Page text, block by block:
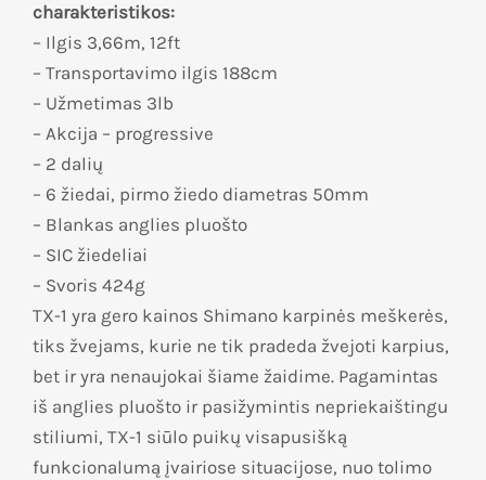
charakteristikos:
– Ilgis 3,66m, 12ft
– Transportavimo ilgis 188cm
– Užmetimas 3lb
– Akcija – progressive
– 2 dalių
– 6 žiedai, pirmo žiedo diametras 50mm
– Blankas anglies pluošto
– SIC žiedeliai
– Svoris 424g
TX-1 yra gero kainos Shimano karpinės meškerės,
tiks žvejams, kurie ne tik pradeda žvejoti karpius,
bet ir yra nenaujokai šiame žaidime. Pagamintas
iš anglies pluošto ir pasižymintis nepriekaištingu
stiliumi, TX-1 siūlo puikų visapusišką
funkcionalumą įvairiose situacijose, nuo tolimo